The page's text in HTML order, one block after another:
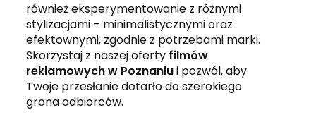
również eksperymentowanie z różnymi
stylizacjami – minimalistycznymi oraz
efektownymi, zgodnie z potrzebami marki.
Skorzystaj z naszej oferty filmów
reklamowych w Poznaniui pozwól, aby
Twoje przesłanie dotarło do szerokiego
grona odbiorców.